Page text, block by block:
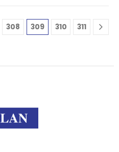
308 309 310 311